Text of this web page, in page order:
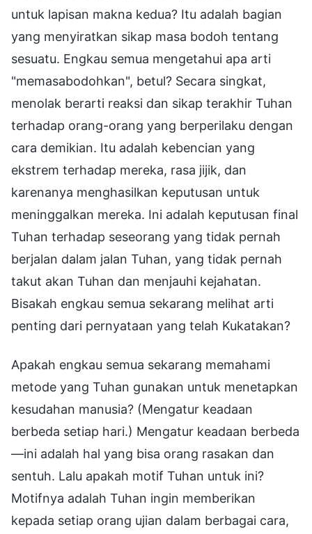
untuk lapisan makna kedua? Itu adalah bagian
yang menyiratkan sikap masa bodoh tentang
sesuatu. Engkau semua mengetahui apa arti
"memasabodohkan", betul? Secara singkat,
menolak berarti reaksi dan sikap terakhir Tuhan
terhadap orang-orang yang berperilaku dengan
cara demikian. Itu adalah kebencian yang
ekstrem terhadap mereka, rasa jijik, dan
karenanya menghasilkan keputusan untuk
meninggalkan mereka. Ini adalah keputusan final
Tuhan terhadap seseorang yang tidak pernah
berjalan dalam jalan Tuhan, yang tidak pernah
takut akan Tuhan dan menjauhi kejahatan.
Bisakah engkau semua sekarang melihat arti
penting dari pernyataan yang telah Kukatakan?
Apakah engkau semua sekarang memahami
metode yang Tuhan gunakan untuk menetapkan
kesudahan manusia? (Mengatur keadaan
berbeda setiap hari.) Mengatur keadaan berbeda
—ini adalah hal yang bisa orang rasakan dan
sentuh. Lalu apakah motif Tuhan untuk ini?
Motifnya adalah Tuhan ingin memberikan
kepada setiap orang ujian dalam berbagai cara,